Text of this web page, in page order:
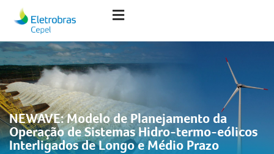
NEWAVE: Modelo de Planejamento da
Operação de Sistemas Hidro-termo-eólicos
Interligados de Longo e Médio Prazo